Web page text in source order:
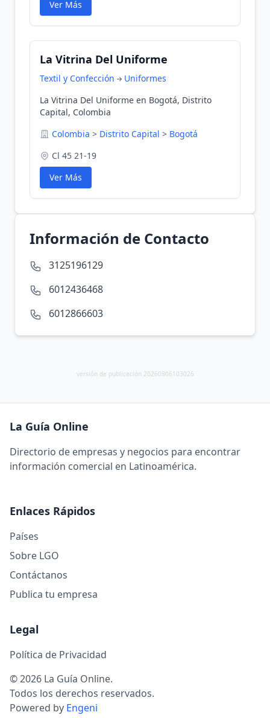
Ver Más
La Vitrina Del Uniforme
Textil y Confección
Uniformes
La Vitrina Del Uniforme en Bogotá, Distrito
Capital, Colombia
Colombia > Distrito Capital > Bogotá
Cl 45 21-19
Ver Más
Información de Contacto
3125196129
6012436468
6012866603
versión de publicación 20260806103026
La Guía Online
Directorio de empresas y negocios para encontrar
información comercial en Latinoamérica.
Enlaces Rápidos
Países
Sobre LGO
Contáctanos
Publica tu empresa
Legal
Política de Privacidad
© 2026 La Guía Online.
Todos los derechos reservados.
Powered by Engeni